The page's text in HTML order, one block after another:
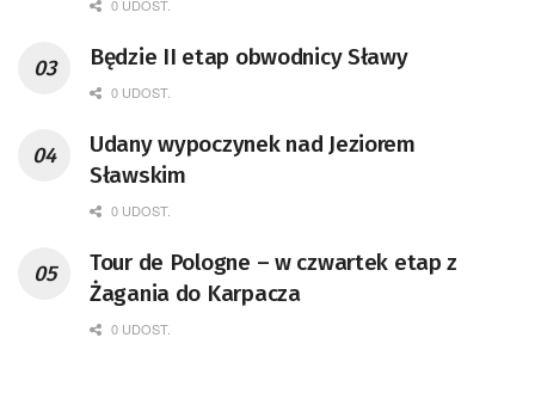
0 UDOST.
Będzie II etap obwodnicy Sławy
0 UDOST.
Udany wypoczynek nad Jeziorem
Sławskim
0 UDOST.
Tour de Pologne – w czwartek etap z
Żagania do Karpacza
0 UDOST.